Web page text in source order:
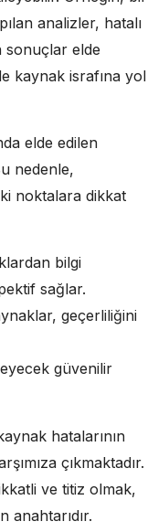
analizler, hatalı
sonuçlar elde
kaynak israfına yol
elde edilen
nedenle,
noktalara dikkat
bilgi
sağlar.
geçerliliğini
güvenilir
hatalarının
çıkmaktadır.
ve titiz olmak,
anahtarıdır.